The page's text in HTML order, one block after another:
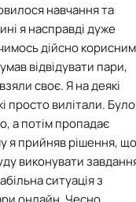
навчання та
я насправді дуже
дійсно
відвідувати пари,
своє. Я на деякі
просто вилітали. Було
а потім пропадає
я прийняв рішення, що
виконувати
ситуація з